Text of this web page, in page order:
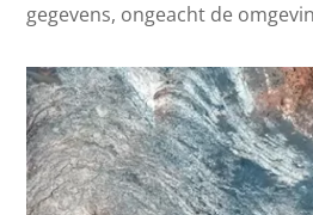
gegevens, ongeacht de